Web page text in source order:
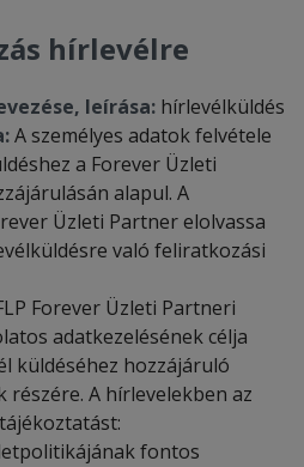
hírlevélre
leírása: hírlevélküldés
A személyes adatok felvétele
a Forever Üzleti
alapul. A
Üzleti Partner elolvassa
való feliratkozási
Forever Üzleti Partneri
adatkezelésének célja
küldéséhez hozzájáruló
részére. A hírlevelekben az
fontos